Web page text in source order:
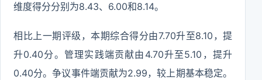
维度得分分别为8.43、6.00和8.14。
相比上一期评级，本期综合得分由7.70升至8.10，提
升0.40分。管理实践端贡献由4.70升至5.10，提升
0.40分。争议事件端贡献为2.99，较上期基本稳定。